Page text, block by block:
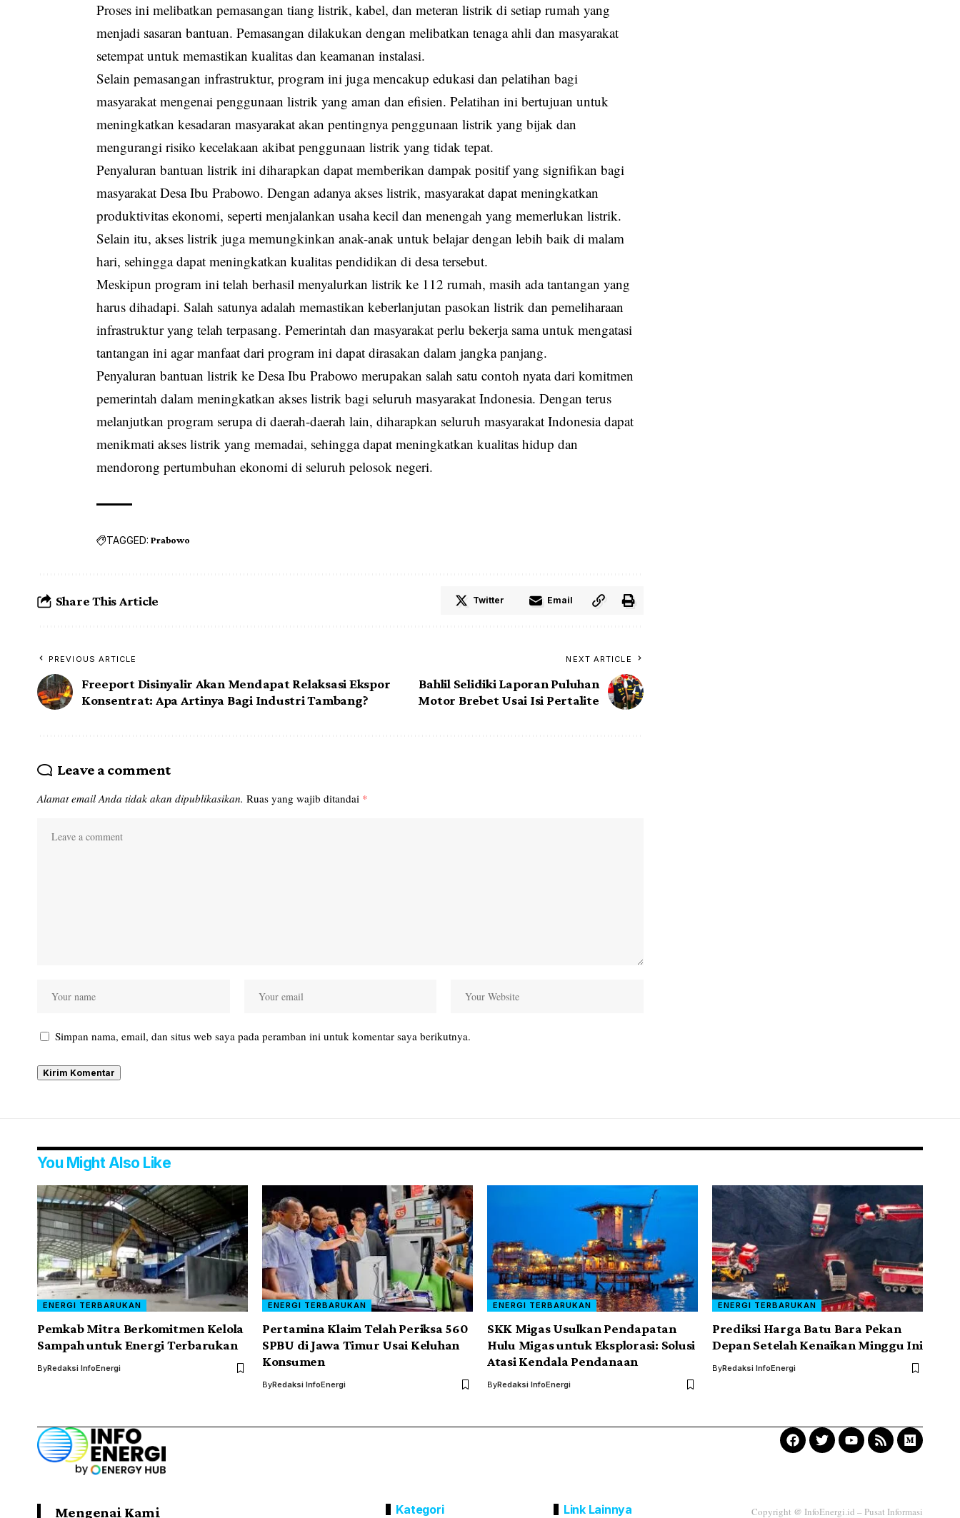
Proses ini melibatkan pemasangan tiang listrik, kabel, dan meteran listrik di setiap rumah yang
menjadi sasaran bantuan. Pemasangan dilakukan dengan melibatkan tenaga ahli dan masyarakat
setempat untuk memastikan kualitas dan keamanan instalasi.
Selain pemasangan infrastruktur, program ini juga mencakup edukasi dan pelatihan bagi
masyarakat mengenai penggunaan listrik yang aman dan efisien. Pelatihan ini bertujuan untuk
meningkatkan kesadaran masyarakat akan pentingnya penggunaan listrik yang bijak dan
mengurangi risiko kecelakaan akibat penggunaan listrik yang tidak tepat.
Penyaluran bantuan listrik ini diharapkan dapat memberikan dampak positif yang signifikan bagi
masyarakat Desa Ibu Prabowo. Dengan adanya akses listrik, masyarakat dapat meningkatkan
produktivitas ekonomi, seperti menjalankan usaha kecil dan menengah yang memerlukan listrik.
Selain itu, akses listrik juga memungkinkan anak-anak untuk belajar dengan lebih baik di malam
hari, sehingga dapat meningkatkan kualitas pendidikan di desa tersebut.
Meskipun program ini telah berhasil menyalurkan listrik ke 112 rumah, masih ada tantangan yang
harus dihadapi. Salah satunya adalah memastikan keberlanjutan pasokan listrik dan pemeliharaan
infrastruktur yang telah terpasang. Pemerintah dan masyarakat perlu bekerja sama untuk mengatasi
tantangan ini agar manfaat dari program ini dapat dirasakan dalam jangka panjang.
Penyaluran bantuan listrik ke Desa Ibu Prabowo merupakan salah satu contoh nyata dari komitmen
pemerintah dalam meningkatkan akses listrik bagi seluruh masyarakat Indonesia. Dengan terus
melanjutkan program serupa di daerah-daerah lain, diharapkan seluruh masyarakat Indonesia dapat
menikmati akses listrik yang memadai, sehingga dapat meningkatkan kualitas hidup dan
mendorong pertumbuhan ekonomi di seluruh pelosok negeri.
TAGGED: Prabowo
Share This Article Twitter Email
PREVIOUS ARTICLE
Freeport Disinyalir Akan Mendapat Relaksasi Ekspor
Konsentrat: Apa Artinya Bagi Industri Tambang?
NEXT ARTICLE
Bahlil Selidiki Laporan Puluhan
Motor Brebet Usai Isi Pertalite
Leave a comment
Alamat email Anda tidak akan dipublikasikan. Ruas yang wajib ditandai *
Simpan nama, email, dan situs web saya pada peramban ini untuk komentar saya berikutnya.
You Might Also Like
ENERGI TERBARUKAN
Pemkab Mitra Berkomitmen Kelola
Sampah untuk Energi Terbarukan
ByRedaksi InfoEnergi
ENERGI TERBARUKAN
Pertamina Klaim Telah Periksa 560
SPBU di Jawa Timur Usai Keluhan
Konsumen
ByRedaksi InfoEnergi
ENERGI TERBARUKAN
SKK Migas Usulkan Pendapatan
Hulu Migas untuk Eksplorasi: Solusi
Atasi Kendala Pendanaan
ByRedaksi InfoEnergi
ENERGI TERBARUKAN
Prediksi Harga Batu Bara Pekan
Depan Setelah Kenaikan Minggu Ini
ByRedaksi InfoEnergi
Mengenai Kami Kategori Link Lainnya Copyright @ InfoEnergi.id – Pusat Informasi